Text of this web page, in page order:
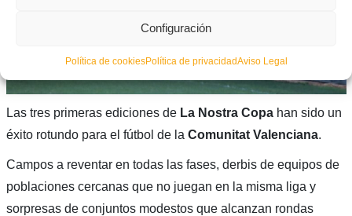
Configuración
Política de cookiesPolítica de privacidadAviso Legal
Las tres primeras ediciones de La Nostra Copahan sido un
éxito rotundo para el fútbol de la Comunitat Valenciana.
Campos a reventar en todas las fases, derbis de equipos de
poblaciones cercanas que no juegan en la misma liga y
sorpresas de conjuntos modestos que alcanzan rondas